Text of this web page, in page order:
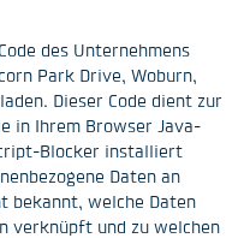
des Unternehmens
Park Drive, Woburn,
Dieser Code dient zur
in Ihrem Browser Java-
Blocker installiert
Daten an
bekannt, welche Daten
verknüpft und zu welchen